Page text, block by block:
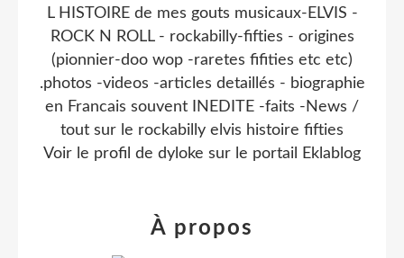
L HISTOIRE de mes gouts musicaux-ELVIS -
ROCK N ROLL - rockabilly-fifties - origines
(pionnier-doo wop -raretes fifities etc etc)
.photos -videos -articles detaillés - biographie
en Francais souvent INEDITE -faits -News /
tout sur le rockabilly elvis histoire fifties
Voir le profil de dyloke sur le portail Eklablog
À propos